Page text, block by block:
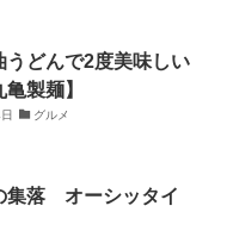
うどんで2度美味しい
製麺】
グルメ
集落 オーシッタイ